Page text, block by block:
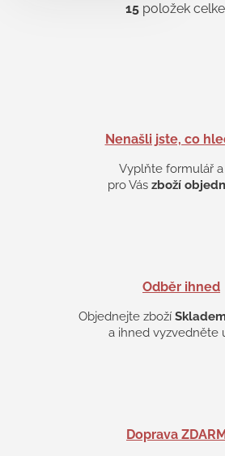
O
p
v
k
s
u
15 položek
Nenašli jste, co
Vyplňte formulář
pro Vás zboží
Odběr ihned
Objednejte zboží
a ihned vyzvedněte
Doprava